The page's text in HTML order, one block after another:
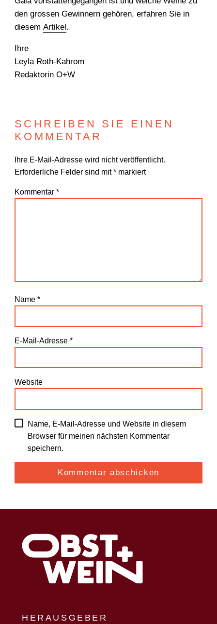
den grossen Gewinnern gehören, erfahren Sie in
diesem Artikel.
Ihre
Leyla Roth-Kahrom
Redaktorin O+W
SCHREIBEN SIE EINEN
KOMMENTAR
Ihre E-Mail-Adresse wird nicht veröffentlicht.
Erforderliche Felder sind mit* markiert
Kommentar *
Name *
E-Mail-Adresse *
Website
Name, E-Mail-Adresse und Website in diesem
Browser für meinen nächsten Kommentar
speichern.
HERAUSGEBER
WONACH SUCHEN